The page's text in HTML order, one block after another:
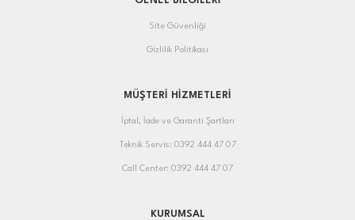
Site Güvenliği
Gizlilik Politikası
MÜŞTERİ HİZMETLERİ
İptal, İade ve Garanti Şartları
Teknik Servis: 0392 444 47 07
Call Center: 0392 444 47 07
KURUMSAL